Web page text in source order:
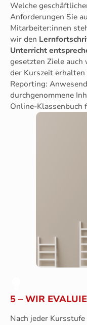
Welche
Anforderungen Sie
Mitarbeiter:innen
wir den
Unterricht
gesetzten Ziele
der Kurszeit
Reporting:
durchgenommene
Online-Klassenbuch
5 – WIR
Nach jeder